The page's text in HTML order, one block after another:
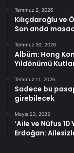
Temmuz 2, 2026
Kılıçdaroğlu ve
Son anda
Temmuz 30, 2026
Albüm: Hong
Yıldönümü
Temmuz 11, 2026
Sadece bu
girebilecek
Mayıs 23, 2025
‘Aile ve Nüfus 10
Erdoğan: